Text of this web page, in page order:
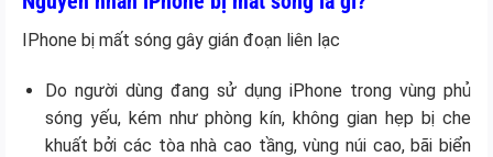
IPhone bị mất sóng gây gián đoạn liên lạc
Do người dùng đang sử dụng iPhone trong vùng phủ
sóng yếu, kém như phòng kín, không gian hẹp bị che
khuất bởi các tòa nhà cao tầng, vùng núi cao, bãi biển